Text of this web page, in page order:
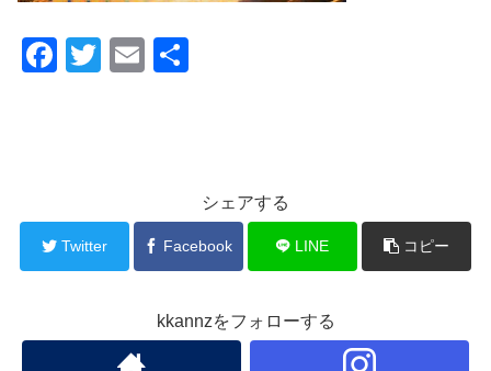
F
o
o
T
E
シェアする
Twitter Facebook LINE コピー
kkannzをフォローする